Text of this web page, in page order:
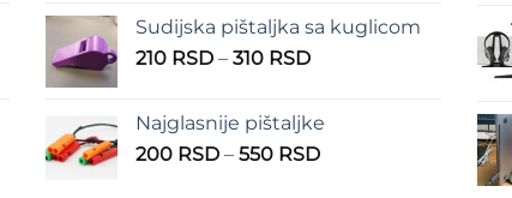
Sudijska pištaljka sa kuglicom
210 RSD – 310 RSDRaspon
210 RSD
do
Najglasnije pištaljke
200 RSD – 550 RSDRaspon